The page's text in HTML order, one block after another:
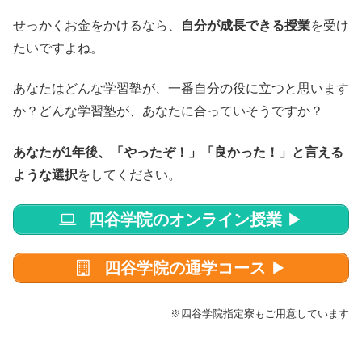
せっかくお金をかけるなら、 自分が成長できる授業を受け
たいですよね。
あなたはどんな学習塾が、一番自分の役に立つと思います
か？どんな学習塾が、あなたに合っていそうですか？
あなたが1年後、「やったぞ！」「良かった！」と言える
ような選択をしてください。
四谷学院のオンライン授業 ▶
四谷学院の通学コース ▶
※四谷学院指定寮もご用意しています